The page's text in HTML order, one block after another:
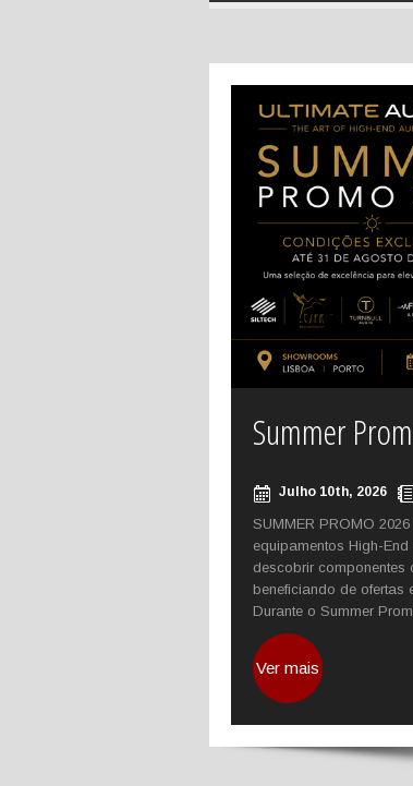
Summer
Julho 10th, 2026
SUMMER PROMO
equipamentos High-
descobrir componentes
beneficiando de
Durante o Summer
Ver mais